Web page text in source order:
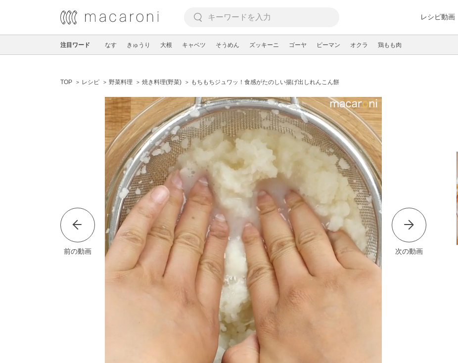
レシピ動画
注目ワード なす きゅうり 大根 キャベツ そうめん ズッキーニ ゴーヤ ピーマン オクラ 鶏もも肉
TOP レシピ 野菜料理 焼き料理(野菜) もちもちジュワッ！食感がたのしい揚げ出しれんこん餅
前の動画 次の動画